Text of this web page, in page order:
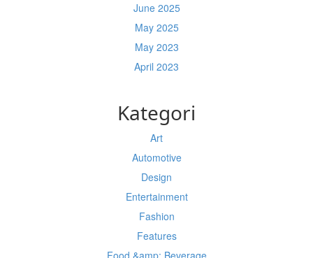
June 2025
May 2025
May 2023
April 2023
Kategori
Art
Automotive
Design
Entertainment
Fashion
Features
Food &amp; Beverage